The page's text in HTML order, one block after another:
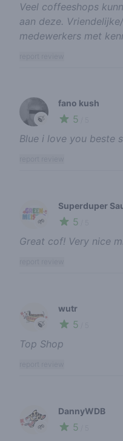
Veel coffeeshops
aan deze.
medewerkers met
🍃
fano kush
5
Blue i love you beste
🌱
Superduper
5
Great cof! Very nice
🍃
wutr
5
Top Shop
🌱
DannyWDB
5